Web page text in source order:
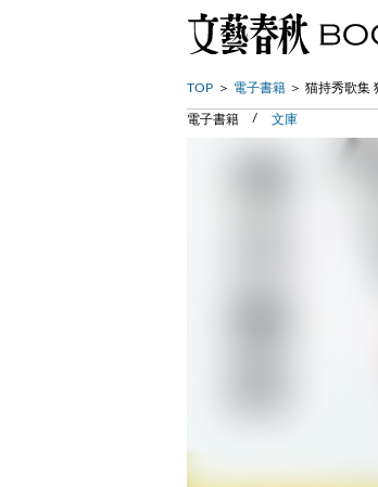
TOP 電子書籍 猫持秀歌集
電子書籍 文庫